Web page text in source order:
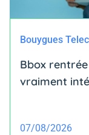
Bouygues
Bbox
vraiment
07/08/2026